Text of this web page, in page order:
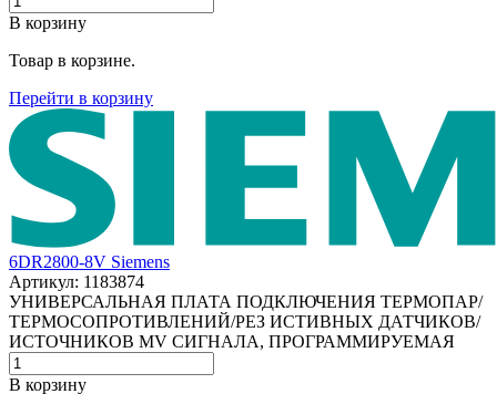
В корзину
Товар в корзине.
Перейти в корзину
6DR2800-8V Siemens
Артикул: 1183874
УНИВЕРСАЛЬНАЯ ПЛАТА ПОДКЛЮЧЕНИЯ ТЕРМОПАР/
ТЕРМОСОПРОТИВЛЕНИЙ/РЕЗ ИСТИВНЫХ ДАТЧИКОВ/
ИСТОЧНИКОВ МV СИГНАЛА, ПРОГРАММИРУЕМАЯ
В корзину